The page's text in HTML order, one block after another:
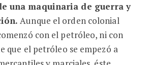
una maquinaria de guerra y
Aunque el orden colonial
con el petróleo, ni con
que el petróleo se empezó a